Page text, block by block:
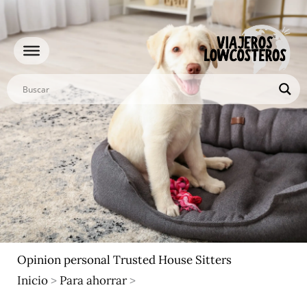
contenido
Opinion personal Trusted House Sitters
Inicio> Para ahorrar>